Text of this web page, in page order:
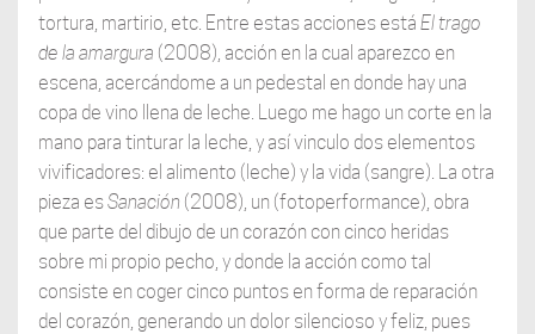
tortura, martirio, etc. Entre estas acciones está El trago
de la amargura (2008), acción en la cual aparezco en
escena, acercándome a un pedestal en donde hay una
copa de vino llena de leche. Luego me hago un corte en la
mano para tinturar la leche, y así vinculo dos elementos
vivificadores: el alimento (leche) y la vida (sangre). La otra
pieza esSanación (2008), un (fotoperformance), obra
que parte del dibujo de un corazón con cinco heridas
sobre mi propio pecho, y donde la acción como tal
consiste en coger cinco puntos en forma de reparación
del corazón, generando un dolor silencioso y feliz, pues